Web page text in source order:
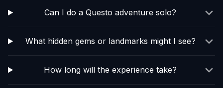
Can I do a Questo adventure solo?
What hidden gems or landmarks might I see?
How long will the experience take?